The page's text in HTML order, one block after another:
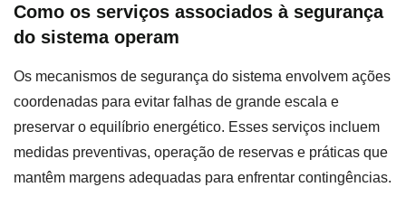
Como os serviços associados à segurança
do sistema operam
Os mecanismos de segurança do sistema envolvem ações
coordenadas para evitar falhas de grande escala e
preservar o equilíbrio energético. Esses serviços incluem
medidas preventivas, operação de reservas e práticas que
mantêm margens adequadas para enfrentar contingências.